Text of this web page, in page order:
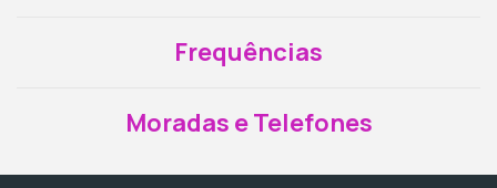
Frequências
Moradas e Telefones